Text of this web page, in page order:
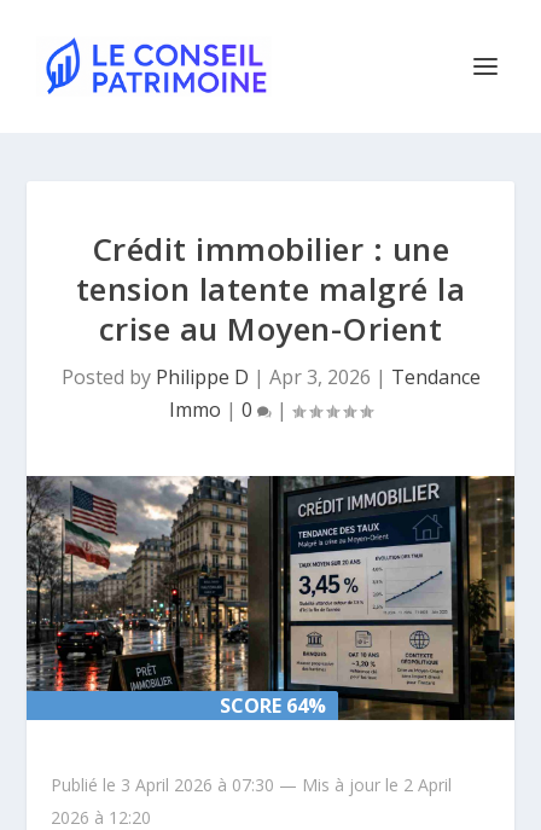
Crédit immobilier : une
tension latente malgré la
crise au Moyen-Orient
Posted by Philippe D | Apr 3, 2026 | Tendance
Immo | 0 |
SCORE 64%
SCORE 64%
Publié le 3 April 2026 à 07:30 — Mis à jour le 2 April
2026 à 12:20